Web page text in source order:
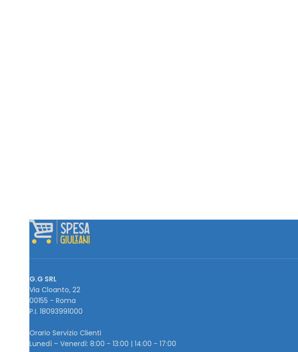
G.G SRL
Via Cloanto, 22
00155 - Roma
P.I. ‭18093991000
Orario Servizio Clienti
Lunedì – Venerdì: 8:00 - 13:00 | 14:00 - 17:00